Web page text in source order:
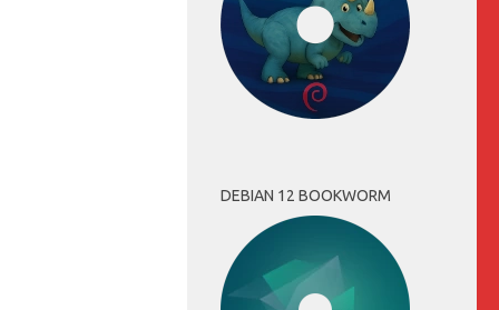
DEBIAN 12 BOOKWORM